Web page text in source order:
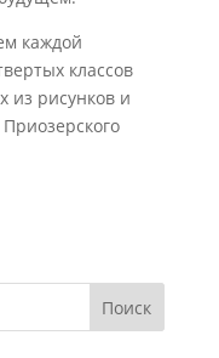
каждой
классов
из рисунков и
Поиск